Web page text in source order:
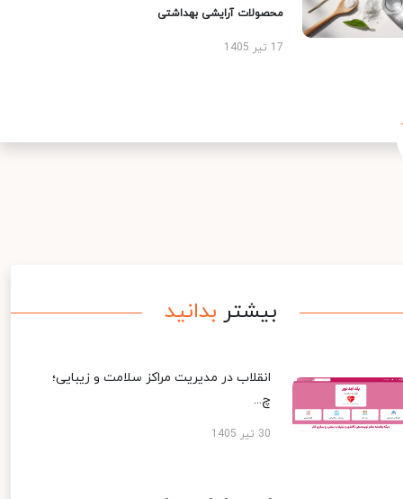
محصولات آرایشی بهداشتی
17 تیر 1405
بیشتر بدانید
انقلاب در مدیریت مراکز سلامت و زیبایی؛
چ...
30 تیر 1405